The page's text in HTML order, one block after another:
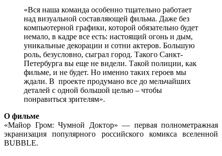
«Вся наша команда особенно тщательно работает
над визуальной составляющей фильма. Даже без
компьютерной графики, которой обязательно будет
немало, в кадре все есть: настоящий огонь и дым,
уникальные декорации и сотни актеров. Большую
роль, безусловно, сыграл город. Такого Санкт-
Петербурга вы еще не видели. Такой полиции, как
фильме, и не будет. Но именно таких героев мы
ждали. В проекте продумано все до мельчайших
деталей с одной большой целью – чтобы
понравиться зрителям».
О фильме
«Майор Гром: Чумной Доктор» — первая полнометражная
экранизация популярного российского комикса вселенной
BUBBLE.